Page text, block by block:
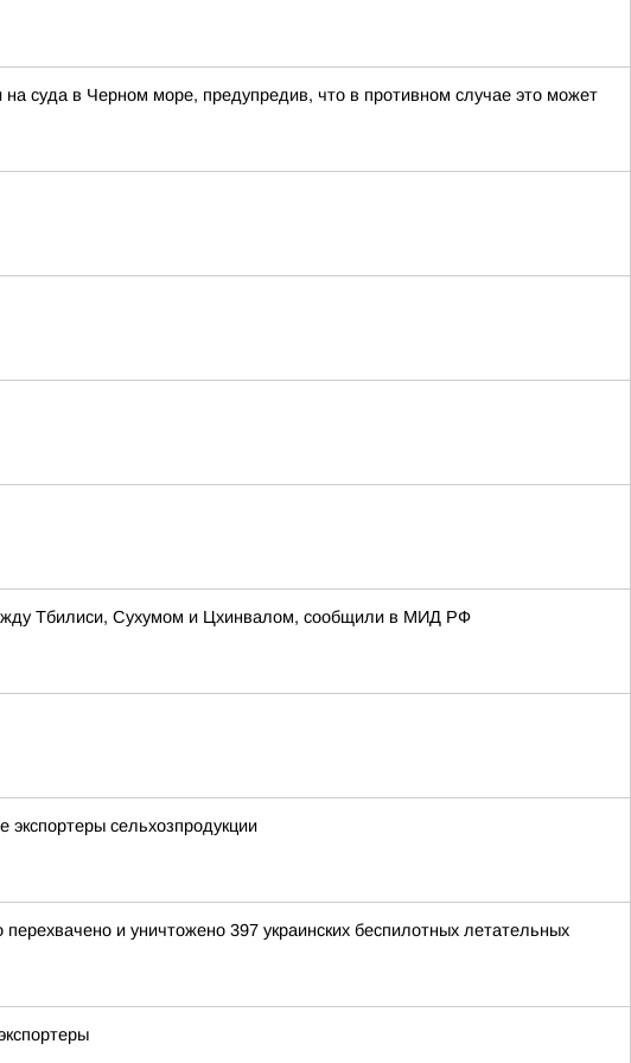
на суда в Черном море, предупредив, что в противном случае это может
Тбилиси, Сухумом и Цхинвалом, сообщили в МИД РФ
сельхозпродукции
и уничтожено 397 украинских беспилотных летательных